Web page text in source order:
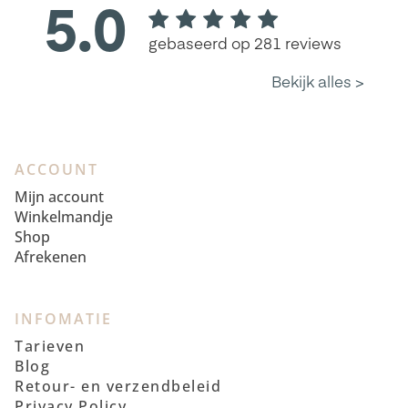
ACCOUNT
Mijn account
Winkelmandje
Shop
Afrekenen
INFOMATIE
Tarieven
Blog
Retour- en verzendbeleid